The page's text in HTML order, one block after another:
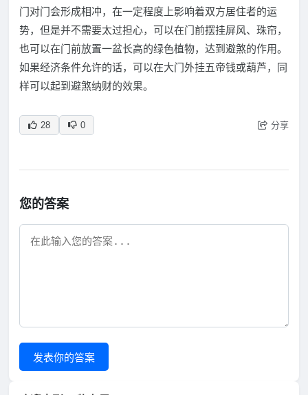
门对门会形成相冲，在一定程度上影响着双方居住者的运
势，但是并不需要太过担心，可以在门前摆挂屏风、珠帘，
也可以在门前放置一盆长高的绿色植物，达到避煞的作用。
如果经济条件允许的话，可以在大门外挂五帝钱或葫芦，同
样可以起到避煞纳财的效果。
28 0 分享
您的答案
发表你的答案